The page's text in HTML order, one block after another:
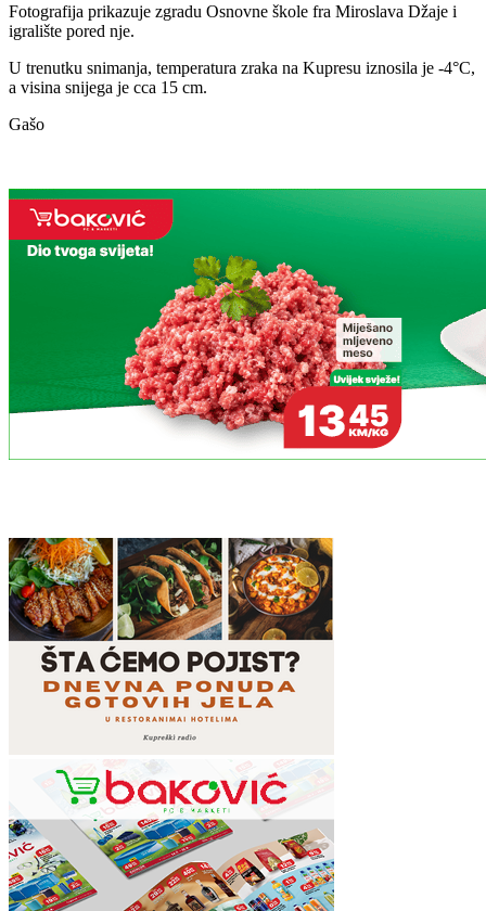
Fotografija prikazuje zgradu Osnovne škole fra Miroslava Džaje i
igralište pored nje.
U trenutku snimanja, temperatura zraka na Kupresu iznosila je -4°C,
a visina snijega je cca 15 cm.
Gašo